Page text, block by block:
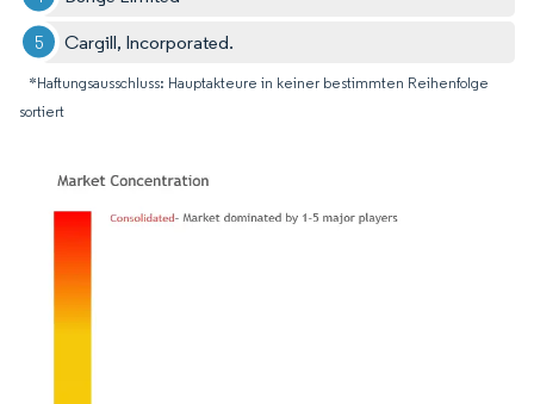
Cargill, Incorporated.
*Haftungsausschluss: Hauptakteure in keiner bestimmten Reihenfolge
sortiert